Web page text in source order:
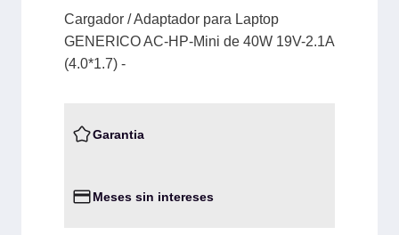
Cargador / Adaptador para Laptop
GENERICO AC-HP-Mini de 40W 19V-2.1A
(4.0*1.7) -
Garantia
Meses sin intereses